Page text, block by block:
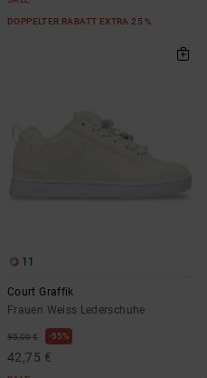
DOPPELTER RABATT EXTRA 25 %
11
Court Graffik
Frauen Weiss Lederschuhe
95,00 € 55%
42,75 €